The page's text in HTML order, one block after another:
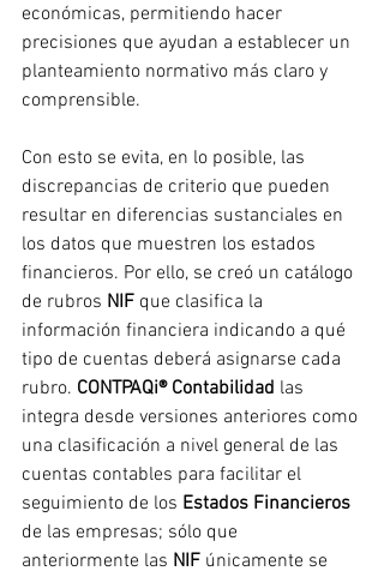
económicas, permitiendo hacer
precisiones que ayudan a establecer un
planteamiento normativo más claro y
comprensible.
Con esto se evita, en lo posible, las
discrepancias de criterio que pueden
resultar en diferencias sustanciales en
los datos que muestren los estados
financieros. Por ello, se creó un catálogo
de rubros NIF que clasifica la
información financiera indicando a qué
tipo de cuentas deberá asignarse cada
rubro. CONTPAQi® Contabilidad las
integra desde versiones anteriores como
una clasificación a nivel general de las
cuentas contables para facilitar el
seguimiento de los Estados Financieros
de las empresas; sólo que
anteriormente las NIF únicamente se